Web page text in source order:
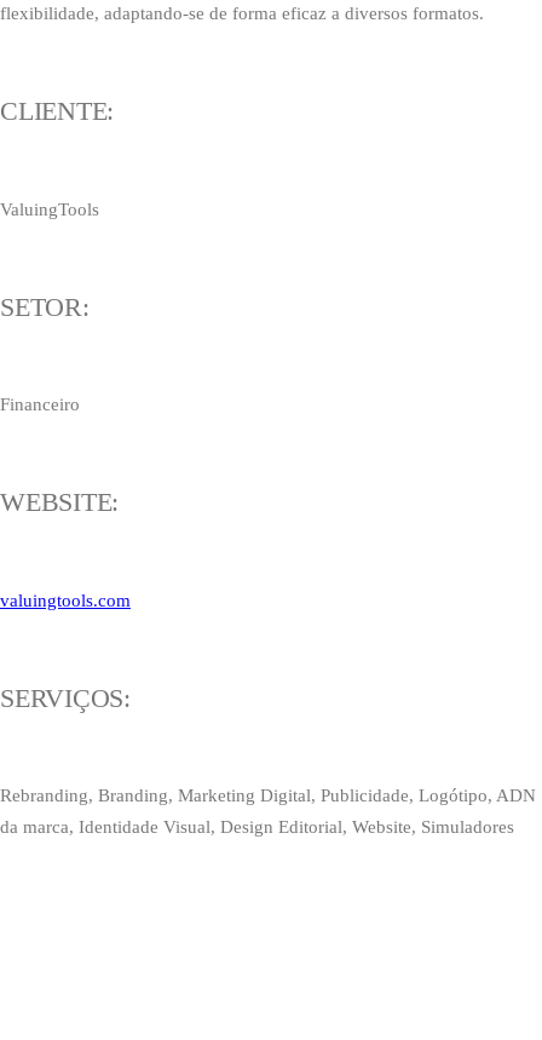
flexibilidade, adaptando-se de forma eficaz a diversos formatos.
CLIENTE:
ValuingTools
SETOR:
Financeiro
WEBSITE:
valuingtools.com
SERVIÇOS:
Rebranding, Branding, Marketing Digital, Publicidade, Logótipo, ADN
da marca, Identidade Visual, Design Editorial, Website, Simuladores